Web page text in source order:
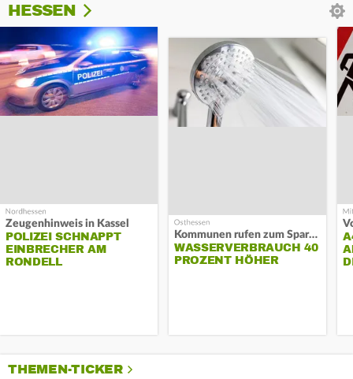
HESSEN
Zeugenhinweis in Kassel
POLIZEI SCHNAPPT
EINBRECHER AM
RONDELL
Kommunen rufen zum Sparen auf
WASSERVERBRAUCH 40
PROZENT HÖHER
THEMEN-TICKER